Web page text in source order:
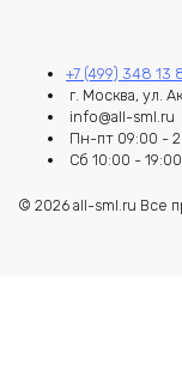
+7 (499) 348 13
г. Москва, ул.
info@all-sml.ru
Пн-пт 09:00 -
Сб 10:00 - 19:00
© 2026 all-sml.ru Все